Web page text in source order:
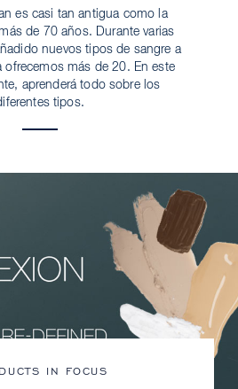
es casi tan antigua como la
de 70 años. Durante varias
nuevos tipos de sangre a
ofrecemos más de 20. En este
aprenderá todo sobre los
tipos.
IN FOCUS